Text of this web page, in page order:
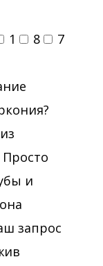
1 8
7
и
запрос